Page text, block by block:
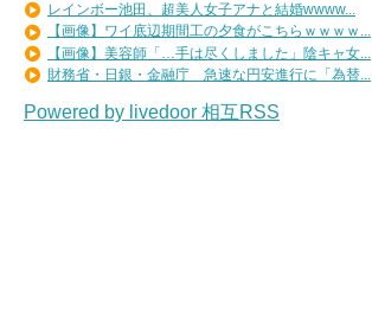
レインボー池田、超美人女子アナと結婚wwww...
【画像】ワイ底辺期間工の夕食がこちらｗｗｗｗ...
【画像】美容師「…手は尽くしました」陰キャ女...
財務省・日銀・金融庁 急速な円安進行に「為替...
Powered by livedoor 相互RSS